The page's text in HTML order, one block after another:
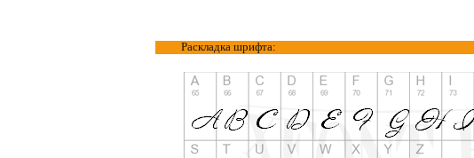
Раскладка шрифта: